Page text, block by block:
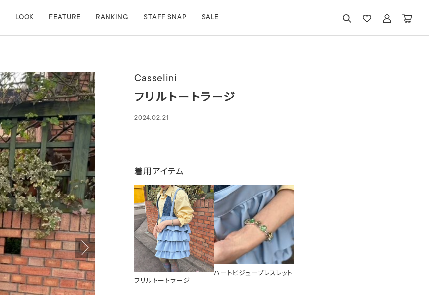
LOOK FEATURE RANKING STAFF SNAP SALE
Casselini
フリルトートラージ
2024.02.21
着用アイテム
フリルトートラージ
ハートビジューブレスレット